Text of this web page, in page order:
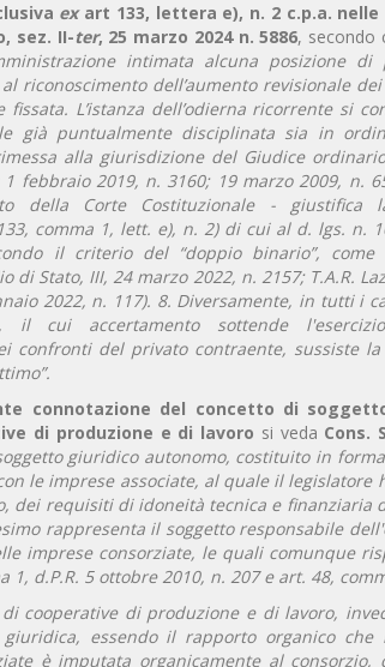
ex art 133, lettera e), n. 2 c.p.a.
sez. II-ter, 25 marzo 2024 n. 5886, secondo
intimata alcuna posizione
riconoscimento dell’aumento revisionale
fissata. L’istanza dell’odierna ricorrente si
già puntualmente disciplinata sia in
alla giurisdizione del Giudice
febbraio 2019, n. 3160; 19 marzo 2009, n.
della Corte Costituzionale -
comma 1, lett. e), n. 2) di cui al d. lgs. n.
il criterio del “doppio binario”,
di Stato, III, 24 marzo 2022, n. 2157; T.A.R.
2022, n. 117). 8. Diversamente, in tutti i
il cui accertamento sottende
confronti del privato contraente, sussiste
connotazione del concetto di
di produzione e di lavoro si veda Cons.
giuridico autonomo, costituito in
le imprese associate, al quale il
dei requisiti di idoneità tecnica e finanziaria
rappresenta il soggetto responsabile
imprese consorziate, le quali comunque
1, d.P.R. 5 ottobre 2010, n. 207 e art. 48,
cooperative di produzione e di lavoro,
giuridica, essendo il rapporto organico
è imputata organicamente al